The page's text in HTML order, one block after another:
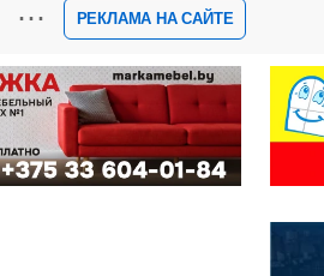
⋯ РЕКЛАМА НА САЙТЕ